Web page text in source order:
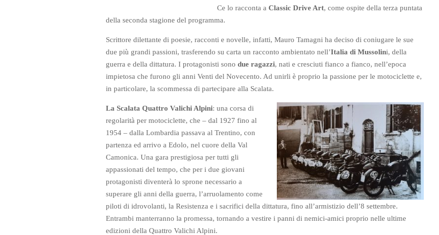
Ce lo racconta a Classic Drive Art, come ospite della terza puntata
della seconda stagione del programma.
Scrittore dilettante di poesie, racconti e novelle, infatti, Mauro Tamagni ha deciso di coniugare le sue
due più grandi passioni, trasferendo su carta un racconto ambientato nell’Italia di Mussolini, della
guerra e della dittatura. I protagonisti sono due ragazzi, nati e cresciuti fianco a fianco, nell’epoca
impietosa che furono gli anni Venti del Novecento. Ad unirli è proprio la passione per le motociclette e,
in particolare, la scommessa di partecipare alla Scalata.
La Scalata Quattro Valichi Alpini: una corsa di
regolarità per motociclette, che – dal 1927 fino al
1954 – dalla Lombardia passava al Trentino, con
partenza ed arrivo a Edolo, nel cuore della Val
Camonica. Una gara prestigiosa per tutti gli
appassionati del tempo, che per i due giovani
protagonisti diventerà lo sprone necessario a
superare gli anni della guerra, l’arruolamento come
piloti di idrovolanti, la Resistenza e i sacrifici della dittatura, fino all’armistizio dell’8 settembre.
Entrambi manterranno la promessa, tornando a vestire i panni di nemici-amici proprio nelle ultime
edizioni della Quattro Valichi Alpini.